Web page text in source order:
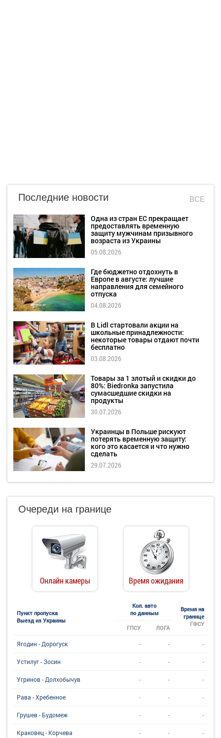
Последние новости ВСЕ
Одна из стран ЕС прекращает
предоставлять временную
защиту мужчинам призывного
возраста из Украины
05.08.2026
Где бюджетно отдохнуть в
Европе в августе: лучшие
направления для семейного
отпуска
04.08.2026
В Lidl стартовали акции на
школьные принадлежности:
некоторые товары отдают почти
бесплатно
03.08.2026
Товары за 1 злотый и скидки до
80%: Biedronka запустила
сумасшедшие скидки на
продукты
30.07.2026
Украинцы в Польше рискуют
потерять временную защиту:
кого это касается и что нужно
сделать
29.07.2026
Очереди на границе
Онлайн камеры Время ожидания
Пункт пропуска
Выезд из Украины
Кол. авто
по данным
Время на
границе
ГФСУ
ГПСУ ЛОГА
Ягодин - Дорогуск - - -
Устилуг - Зосин - - -
Угринов - Долхобычув - - -
Рава - Хребенное - - -
Грушев - Будомеж - - -
Краковец - Корчева - - -